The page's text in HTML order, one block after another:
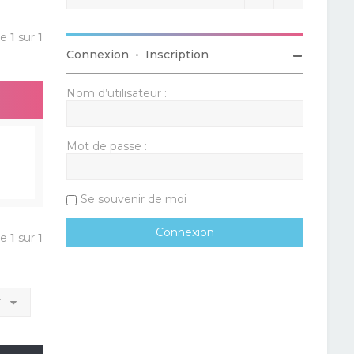
1 sur1
1 sur1
Connexion • Inscription
Nom d’utilisateur :
Mot de passe :
Se souvenir de moi